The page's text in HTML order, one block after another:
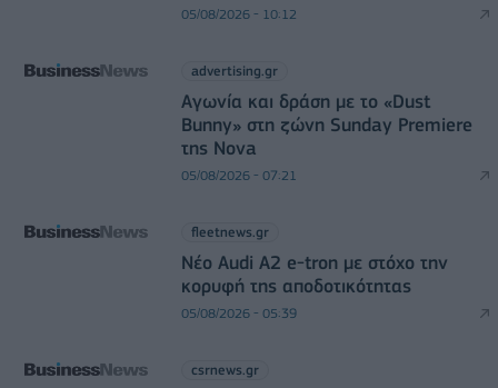
05/08/2026 - 10:12
advertising.gr
Αγωνία και δράση με το «Dust
Bunny» στη ζώνη Sunday Premiere
της Nova
05/08/2026 - 07:21
fleetnews.gr
Νέο Audi A2 e-tron με στόχο την
κορυφή της αποδοτικότητας
05/08/2026 - 05:39
csrnews.gr